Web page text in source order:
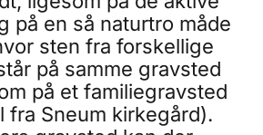
på en så naturtro måde
sten fra forskellige
på samme gravsted
på et familiegravsted
fra Sneum kirkegård).